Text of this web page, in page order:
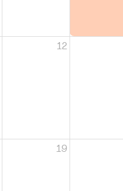
12
19